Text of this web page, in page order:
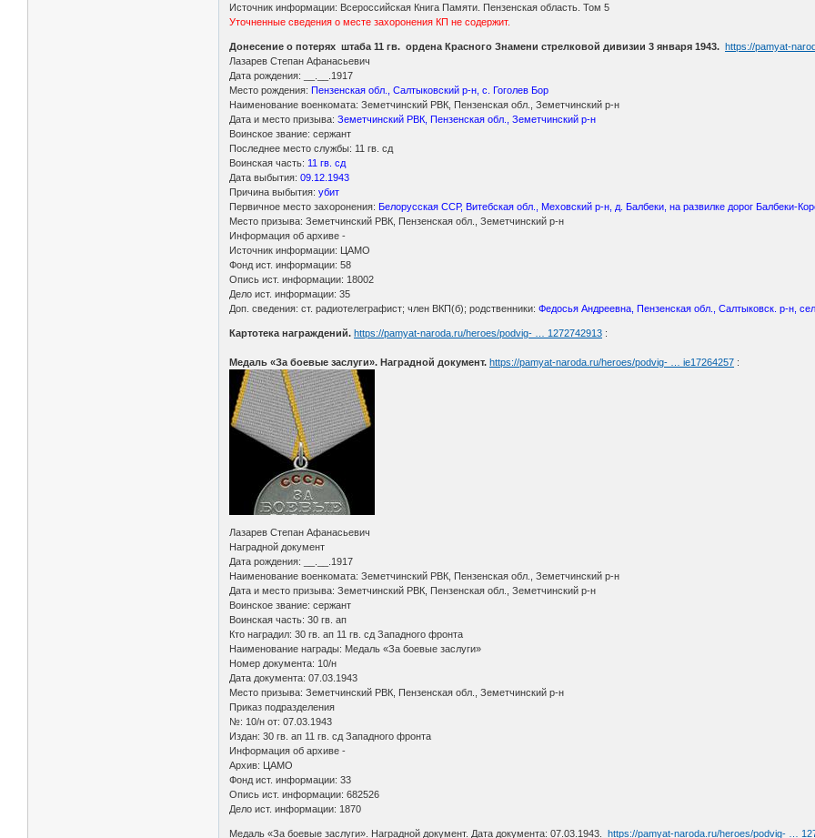
Источник информации: Всероссийская Книга Памяти. Пензенская область. Том 5
Уточненные сведения о месте захоронения КП не содержит.
Донесение о потерях штаба 11 гв. ордена Красного Знамени стрелковой дивизии 3 января 1943. https://pamyat-
Лазарев Степан Афанасьевич
Дата рождения: __.__.1917
Место рождения:Пензенская обл., Салтыковский р-н, с. Гоголев Бор
Наименование военкомата: Земетчинский РВК, Пензенская обл., Земетчинский р-н
Дата и место призыва:Земетчинский РВК, Пензенская обл., Земетчинский р-н
Воинское звание: сержант
Последнее место службы: 11 гв. сд
Воинская часть: 11 гв. сд
Дата выбытия:09.12.1943
Причина выбытия: убит
Первичное место захоронения: Белорусская ССР, Витебская обл., Меховский р-н, д. Балбеки, на развилке дорог Балбеки-
Место призыва: Земетчинский РВК, Пензенская обл., Земетчинский р-н
Информация об архиве -
Источник информации: ЦАМО
Фонд ист. информации: 58
Опись ист. информации: 18002
Дело ист. информации: 35
Доп. сведения: ст. радиотелеграфист; член ВКП(б); родственники:Федосья Андреевна, Пензенская обл., Салтыковск. р-н,
Картотека награждений. https://pamyat-naroda.ru/heroes/podvig- … 1272742913 :
Медаль «За боевые заслуги». Наградной документ. https://pamyat-naroda.ru/heroes/podvig- … ie17264257 :
Лазарев Степан Афанасьевич
Наградной документ
Дата рождения: __.__.1917
Наименование военкомата: Земетчинский РВК, Пензенская обл., Земетчинский р-н
Дата и место призыва: Земетчинский РВК, Пензенская обл., Земетчинский р-н
Воинское звание: сержант
Воинская часть: 30 гв. ап
Кто наградил: 30 гв. ап 11 гв. сд Западного фронта
Наименование награды: Медаль «За боевые заслуги»
Номер документа: 10/н
Дата документа: 07.03.1943
Место призыва: Земетчинский РВК, Пензенская обл., Земетчинский р-н
Приказ подразделения
№: 10/н от: 07.03.1943
Издан: 30 гв. ап 11 гв. сд Западного фронта
Информация об архиве -
Архив: ЦАМО
Фонд ист. информации: 33
Опись ист. информации: 682526
Дело ист. информации: 1870
Медаль «За боевые заслуги». Наградной документ. Дата документа: 07.03.1943.https://pamyat-naroda.ru/heroes/podvig- …